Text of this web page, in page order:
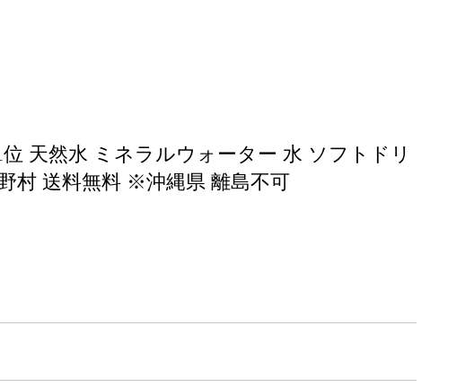
天然水 ミネラルウォーター 水 ソフトドリ
村 送料無料 ※沖縄県 離島不可